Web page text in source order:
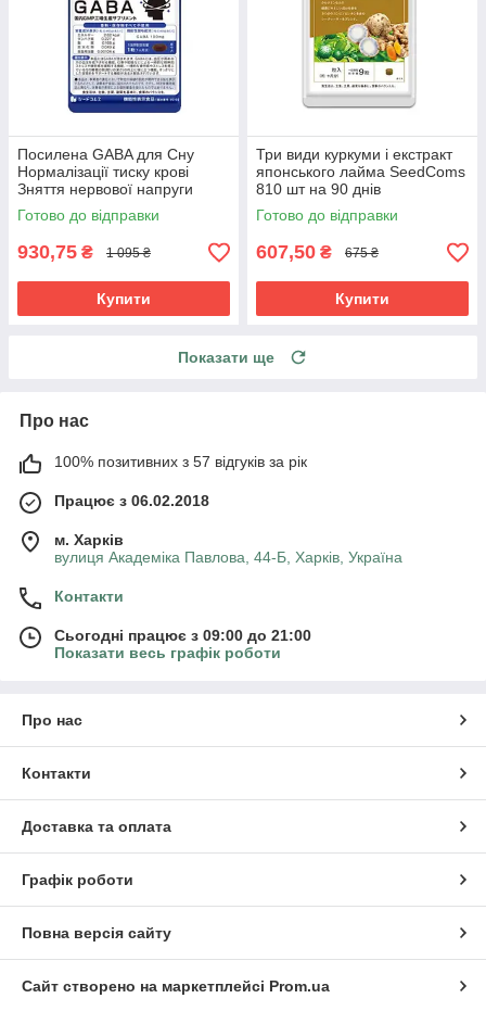
Посилена GABA для Сну
Нормалізації тиску крові
Зняття нервової напруги
Габа SeedComs 30 шт на 1
місяць прийому
Готово до відправки
930,75 ₴ 1 095 ₴
Купити
Три види куркуми і екстракт
японського лайма SeedComs
810 шт на 90 днів
Готово до відправки
607,50 ₴ 675 ₴
Купити
Показати ще
Про нас
100% позитивних з 57 відгуків за рік
Працює з 06.02.2018
м. Харків
вулиця Академіка Павлова, 44-Б, Харків, Україна
Контакти
Сьогодні працює з 09:00 до 21:00
Показати весь графік роботи
Про нас
Контакти
Доставка та оплата
Графік роботи
Повна версія сайту
Сайт створено на маркетплейсі Prom.ua